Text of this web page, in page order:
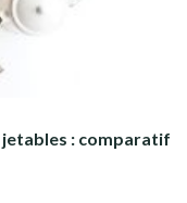
: comparatif